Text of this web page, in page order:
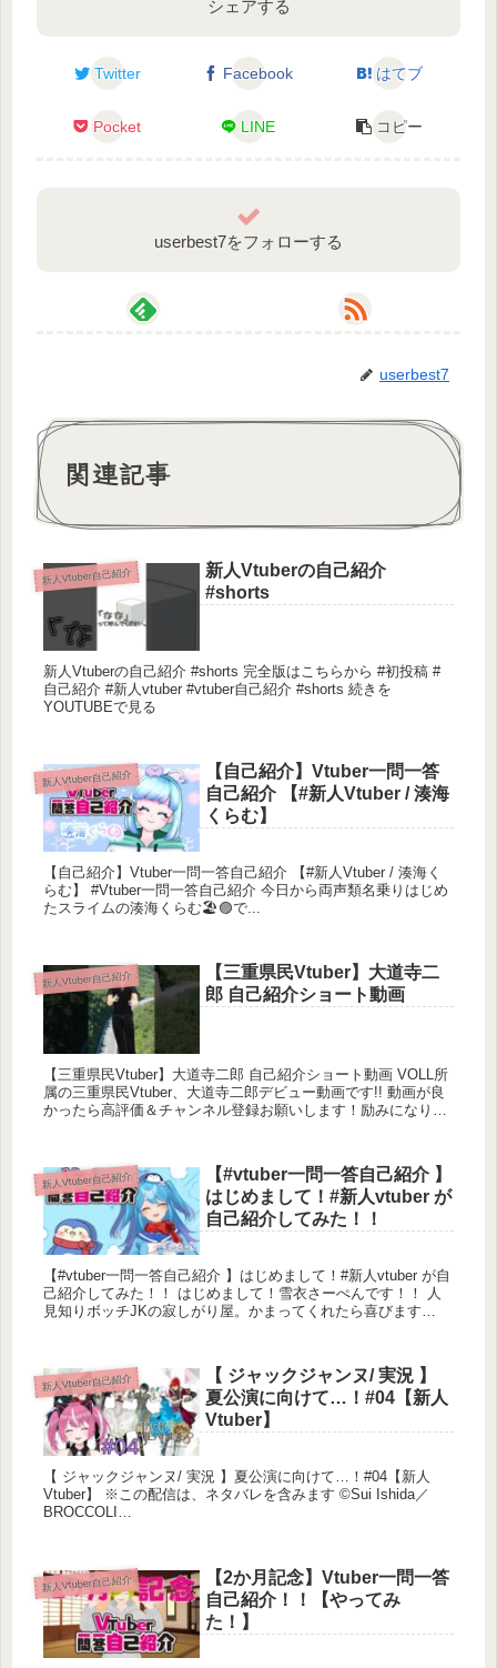
シェアする
Twitter Facebook はてブ
Pocket LINE コピー
userbest7をフォローする
userbest7
関連記事
新人Vtuber自己紹介
新人Vtuberの自己紹介
#shorts
新人Vtuberの自己紹介 #shorts 完全版はこちらから #初投稿 #
自己紹介 #新人vtuber #vtuber自己紹介 #shorts 続きを
YOUTUBEで見る
新人Vtuber自己紹介
【自己紹介】Vtuber一問一答
自己紹介 【#新人Vtuber / 湊海
くらむ】
【自己紹介】Vtuber一問一答自己紹介 【#新人Vtuber / 湊海く
らむ】 #Vtuber一問一答自己紹介 今日から両声類名乗りはじめ
たスライムの湊海くらむ🏖🟣で...
新人Vtuber自己紹介
【三重県民Vtuber】大道寺二
郎 自己紹介ショート動画
【三重県民Vtuber】大道寺二郎 自己紹介ショート動画 VOLL所
属の三重県民Vtuber、大道寺二郎デビュー動画です!! 動画が良
かったら高評価＆チャンネル登録お願いします！励みになりま
新人Vtuber自己紹介
【#vtuber一問一答自己紹介 】
はじめまして！#新人vtuber が
自己紹介してみた！！
【#vtuber一問一答自己紹介 】はじめまして！#新人vtuber が自
己紹介してみた！！ はじめまして！雪衣さーぺんです！！ 人
見知りボッチJKの寂しがり屋。かまってくれたら喜びます
新人Vtuber自己紹介
【 ジャックジャンヌ/ 実況 】
夏公演に向けて…！#04【新人
Vtuber】
【 ジャックジャンヌ/ 実況 】夏公演に向けて…！#04【新人
Vtuber】 ※この配信は、ネタバレを含みます ©Sui Ishida／
BROCCOLI
新人Vtuber自己紹介
【2か月記念】Vtuber一問一答
自己紹介！！【やってみ
た！】